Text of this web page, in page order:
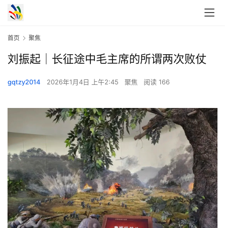
首页 聚焦
刘振起｜长征途中毛主席的所谓两次败仗
gqtzy2014 2026年1月4日 上午2:45 聚焦 阅读 166